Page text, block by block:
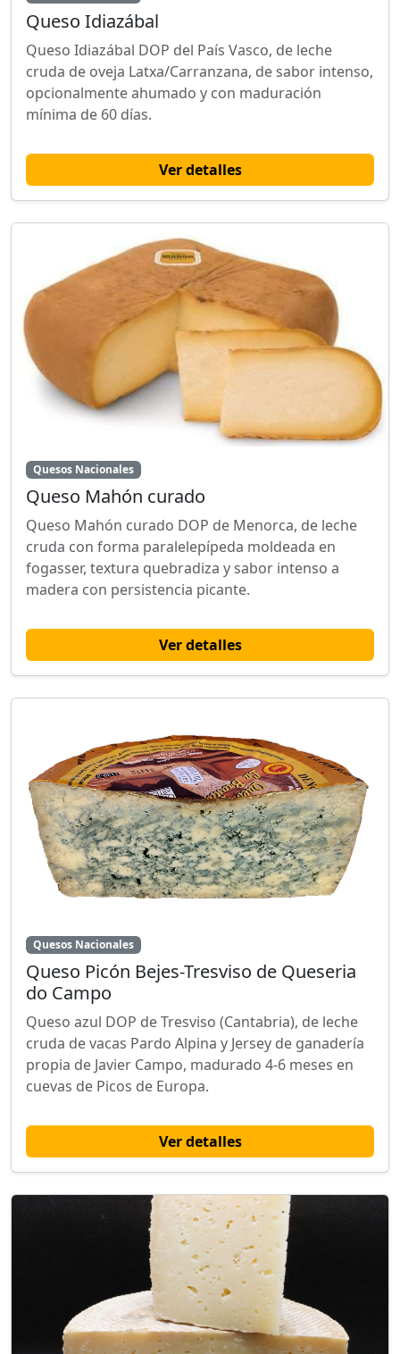
Queso Idiazábal
Queso Idiazábal DOP del País Vasco, de leche
cruda de oveja Latxa/Carranzana, de sabor intenso,
opcionalmente ahumado y con maduración
mínima de 60 días.
Ver detalles
Quesos Nacionales
Queso Mahón curado
Queso Mahón curado DOP de Menorca, de leche
cruda con forma paralelepípeda moldeada en
fogasser, textura quebradiza y sabor intenso a
madera con persistencia picante.
Ver detalles
Quesos Nacionales
Queso Picón Bejes-Tresviso de Queseria
do Campo
Queso azul DOP de Tresviso (Cantabria), de leche
cruda de vacas Pardo Alpina y Jersey de ganadería
propia de Javier Campo, madurado 4-6 meses en
cuevas de Picos de Europa.
Ver detalles